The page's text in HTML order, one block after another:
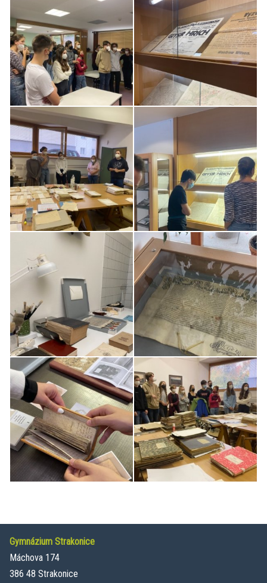
Gymnázium Strakonice
Máchova 174
386 48 Strakonice